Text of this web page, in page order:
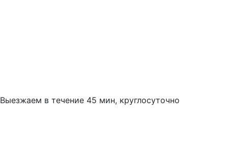
Выезжаем в течение 45 мин, круглосуточно